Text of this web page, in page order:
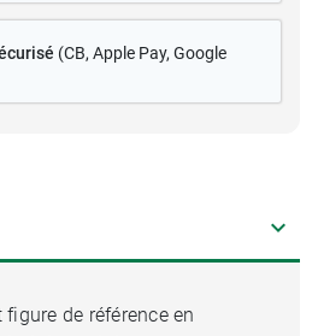
(CB, Apple Pay, Google
figure de référence en